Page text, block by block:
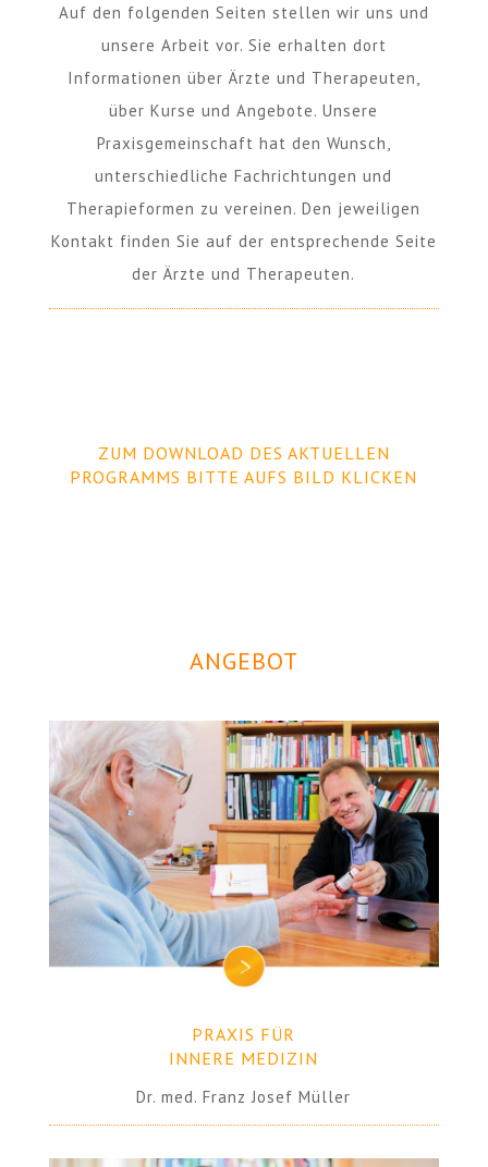
Auf den folgenden Seiten stellen wir uns und
unsere Arbeit vor. Sie erhalten dort
Informationen über Ärzte und Therapeuten,
über Kurse und Angebote. Unsere
Praxisgemeinschaft hat den Wunsch,
unterschiedliche Fachrichtungen und
Therapieformen zu vereinen. Den jeweiligen
Kontakt finden Sie auf der entsprechende Seite
der Ärzte und Therapeuten.
ZUM DOWNLOAD DES AKTUELLEN
PROGRAMMS BITTE AUFS BILD KLICKEN
ANGEBOT
PRAXIS FÜR
INNERE MEDIZIN
Dr. med. Franz Josef Müller